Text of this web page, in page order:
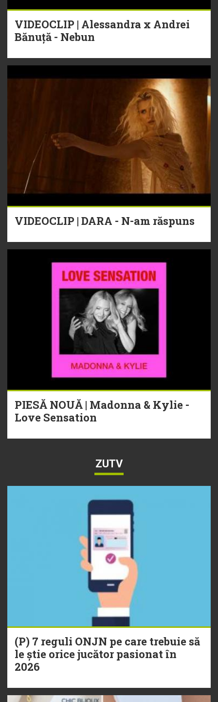
VIDEOCLIP | Alessandra x Andrei
Bănuță - Nebun
VIDEOCLIP | DARA - N-am răspuns
PIESĂ NOUĂ | Madonna & Kylie -
Love Sensation
ZUTV
(P) 7 reguli ONJN pe care trebuie să
le știe orice jucător pasionat în
2026